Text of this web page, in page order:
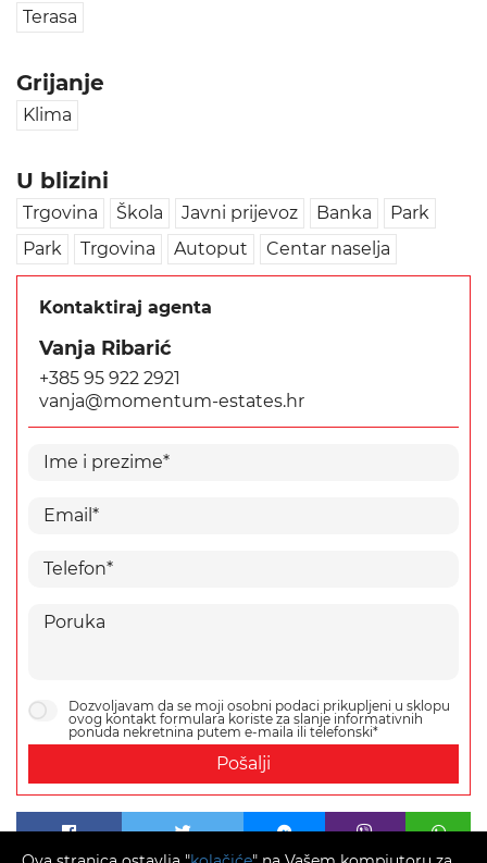
Terasa
Grijanje
Klima
U blizini
Trgovina Škola Javni prijevoz Banka
Park
Park
Trgovina Autoput Centar naselja
Kontaktiraj agenta
Vanja Ribarić
+385 95 922 2921
vanja@momentum-estates.hr
Dozvoljavam da se moji osobni podaci prikupljeni u sklopu
ovog kontakt formulara koriste za slanje informativnih
ponuda nekretnina putem e-maila ili telefonski*
Pošalji